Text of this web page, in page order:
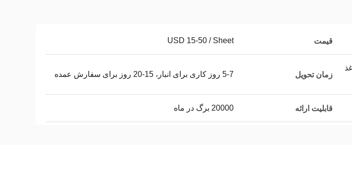
قیمت USD 15-50 / Sheet
زمان تحویل 5-7 روز کاری برای انبار، 15-20 روز برای سفارش عمده
قابلیت ارائه 20000 برگ در ماه